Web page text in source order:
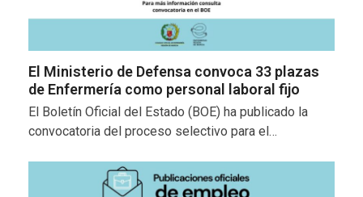
El Ministerio de Defensa convoca 33 plazas
de Enfermería como personal laboral fijo
El Boletín Oficial del Estado (BOE) ha publicado la
convocatoria del proceso selectivo para el…